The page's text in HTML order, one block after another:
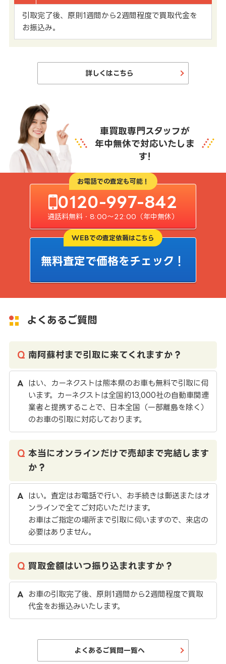
引取完了後、原則1週間から2週間程度で買取代金を
お振込み。
詳しくはこちら
車買取専門スタッフが
年中無休で対応いたしま
す!
お電話での査定も可能！
0120-997-842
通話料無料・8:00〜22:00（年中無休）
WEBでの査定依頼はこちら
無料査定で価格をチェック！
よくあるご質問
南阿蘇村まで引取に来てくれますか？
はい、カーネクストは熊本県のお車も無料で引取に伺
います。カーネクストは全国約13,000社の自動車関連
業者と提携することで、日本全国（一部離島を除く）
のお車の引取に対応しております。
本当にオンラインだけで売却まで完結します
か？
はい。査定はお電話で行い、お手続きは郵送またはオ
ンラインで全てご対応いただけます。
お車はご指定の場所まで引取に伺いますので、来店の
必要はありません。
買取金額はいつ振り込まれますか？
お車の引取完了後、原則1週間から2週間程度で買取
代金をお振込みいたします。
よくあるご質問一覧へ